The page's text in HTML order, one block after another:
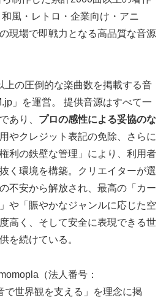
風・レトロ・企業向け・アニ
現場で即戦力となる高品質な音源
上の圧倒的な楽曲数を掲載する音
」を運営。 提供音源はすべて一
あり、 プロの感性による妥協のな
やクレジット表記の免除、さらに
利の鉄壁な管理」により、利用者
く環境を構築。クリエイターが選
不安から解放され、最高の「カー
や「賑やかなジャンルに応じた空
高く、そして安全に表現できる世
を続けている。
（法人番号：
で世界観を支える」を理念に掲